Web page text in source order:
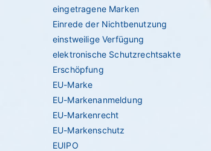
eingetragene Marken
Einrede der Nichtbenutzung
einstweilige Verfügung
elektronische Schutzrechtsakte
Erschöpfung
EU-Marke
EU-Markenanmeldung
EU-Markenrecht
EU-Markenschutz
EUIPO